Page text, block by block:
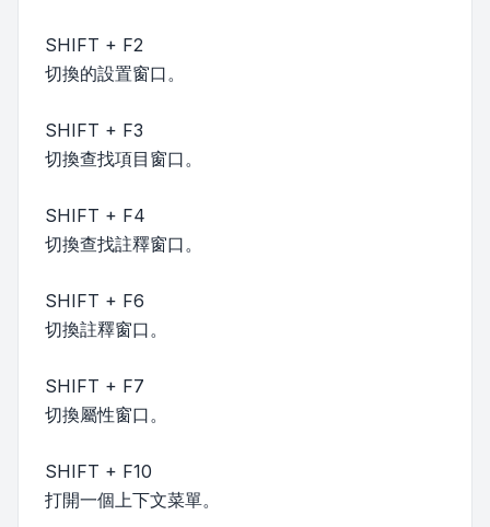
SHIFT + F2
切換的設置窗口。
SHIFT + F3
切換查找項目窗口。
SHIFT + F4
切換查找註釋窗口。
SHIFT + F6
切換註釋窗口。
SHIFT + F7
切換屬性窗口。
SHIFT + F10
打開一個上下文菜單。